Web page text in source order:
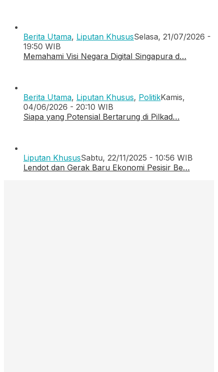
Berita Utama, Liputan KhususSelasa, 21/07/2026 -
19:50 WIB
Memahami Visi Negara Digital Singapura d…
Berita Utama, Liputan Khusus, PolitikKamis,
04/06/2026 - 20:10 WIB
Siapa yang Potensial Bertarung di Pilkad…
Liputan KhususSabtu, 22/11/2025 - 10:56 WIB
Lendot dan Gerak Baru Ekonomi Pesisir Be…